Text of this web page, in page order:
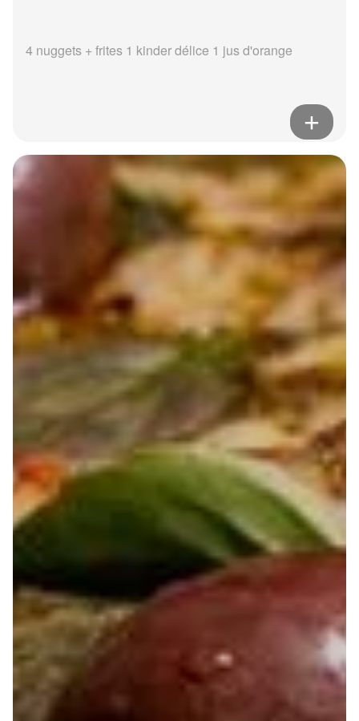
4 nuggets + frites 1 kinder délice 1 jus d'orange